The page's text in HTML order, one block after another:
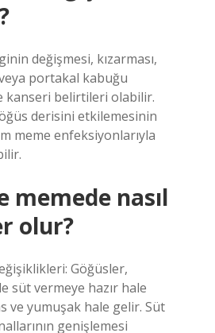
değişmesi, kızarması,
veya portakal kabuğu
kanseri belirtileri olabilir.
derisini etkilemesinin
meme enfeksiyonlarıyla
memede nasıl
olur?
Göğüsler,
süt vermeye hazır hale
ve yumuşak hale gelir. Süt
genişlemesi